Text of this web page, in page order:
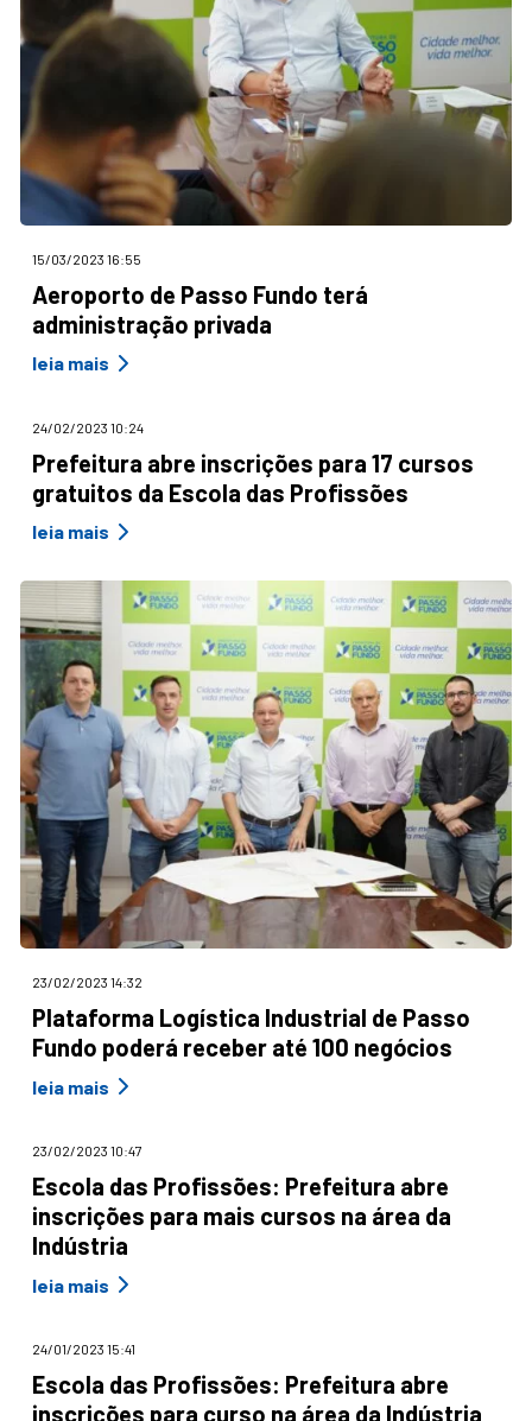
15/03/2023 16:55
Aeroporto de Passo Fundo terá
administração privada
leia mais
24/02/2023 10:24
Prefeitura abre inscrições para 17 cursos
gratuitos da Escola das Profissões
leia mais
23/02/2023 14:32
Plataforma Logística Industrial de Passo
Fundo poderá receber até 100 negócios
leia mais
23/02/2023 10:47
Escola das Profissões: Prefeitura abre
inscrições para mais cursos na área da
Indústria
leia mais
24/01/2023 15:41
Escola das Profissões: Prefeitura abre
inscrições para curso na área da Indústria